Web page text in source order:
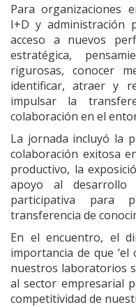
Para organizaciones
I+D y administración
acceso a nuevos
estratégica,
rigurosas, conocer
identificar, atraer y
impulsar la
colaboración en el
La jornada incluyó la
colaboración exitosa
productivo, la
apoyo al desarrollo
participativa
transferencia de
En el encuentro, el
importancia de que
nuestros laboratorios
al sector empresarial
competitividad de